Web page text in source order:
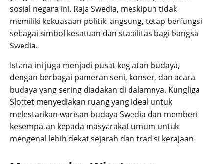
sosial negara ini. Raja Swedia, meskipun tidak
memiliki kekuasaan politik langsung, tetap berfungsi
sebagai simbol kesatuan dan stabilitas bagi bangsa
Swedia.
Istana ini juga menjadi pusat kegiatan budaya,
dengan berbagai pameran seni, konser, dan acara
budaya yang sering diadakan di dalamnya. Kungliga
Slottet menyediakan ruang yang ideal untuk
melestarikan warisan budaya Swedia dan memberi
kesempatan kepada masyarakat umum untuk
mengenal lebih dekat sejarah dan tradisi kerajaan.